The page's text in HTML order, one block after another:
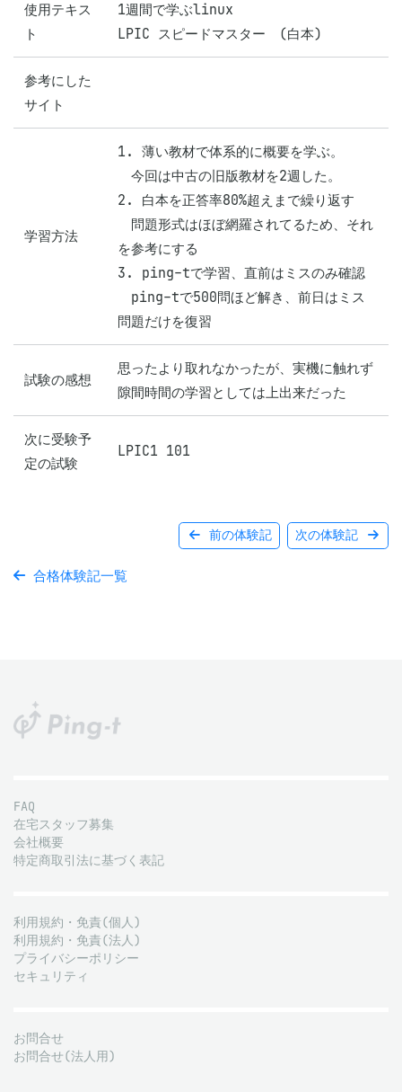
使用テキス
ト
1週間で学ぶlinux
LPIC スピードマスター　(白本)
参考にした
サイト
学習方法
1. 薄い教材で体系的に概要を学ぶ。
今回は中古の旧版教材を2週した。
2. 白本を正答率80%超えまで繰り返す
問題形式はほぼ網羅されてるため、それ
を参考にする
3. ping-tで学習、直前はミスのみ確認
ping-tで500問ほど解き、前日はミス
問題だけを復習
試験の感想
思ったより取れなかったが、実機に触れず
隙間時間の学習としては上出来だった
次に受験予
定の試験
LPIC1 101
前の体験記 次の体験記
合格体験記一覧
FAQ
在宅スタッフ募集
会社概要
特定商取引法に基づく表記
利用規約・免責(個人)
利用規約・免責(法人)
プライバシーポリシー
セキュリティ
お問合せ
お問合せ(法人用)